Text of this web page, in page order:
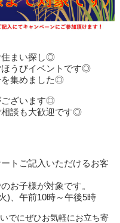
住まい探し◎
ほうびイベントです◎
を集めました◎
ございます◎
相談も大歓迎です◎
トご記入いただけるお客
様が対象です。
)、午前10時～午後5時
でにぜひお気軽にお立ち寄